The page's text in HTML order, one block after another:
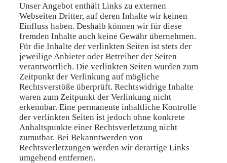
Unser Angebot enthält Links zu externen
Webseiten Dritter, auf deren Inhalte wir keinen
Einfluss haben. Deshalb können wir für diese
fremden Inhalte auch keine Gewähr übernehmen.
Für die Inhalte der verlinkten Seiten ist stets der
jeweilige Anbieter oder Betreiber der Seiten
verantwortlich. Die verlinkten Seiten wurden zum
Zeitpunkt der Verlinkung auf mögliche
Rechtsverstöße überprüft. Rechtswidrige Inhalte
waren zum Zeitpunkt der Verlinkung nicht
erkennbar. Eine permanente inhaltliche Kontrolle
der verlinkten Seiten ist jedoch ohne konkrete
Anhaltspunkte einer Rechtsverletzung nicht
zumutbar. Bei Bekanntwerden von
Rechtsverletzungen werden wir derartige Links
umgehend entfernen.